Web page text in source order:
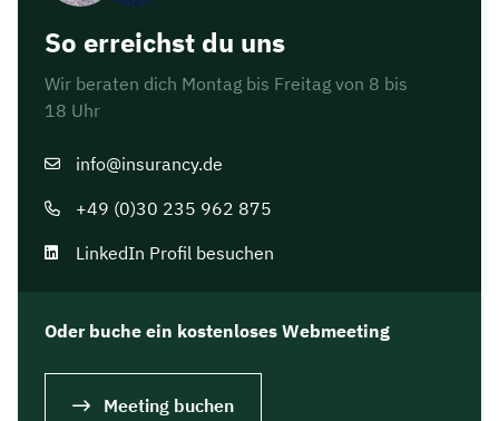
So erreichst du uns
Wir beraten dich Montag bis Freitag von 8 bis
18 Uhr
info@insurancy.de
+49 (0)30 235 962 875
LinkedIn Profil besuchen
Oder buche ein kostenloses Webmeeting
Meeting buchen